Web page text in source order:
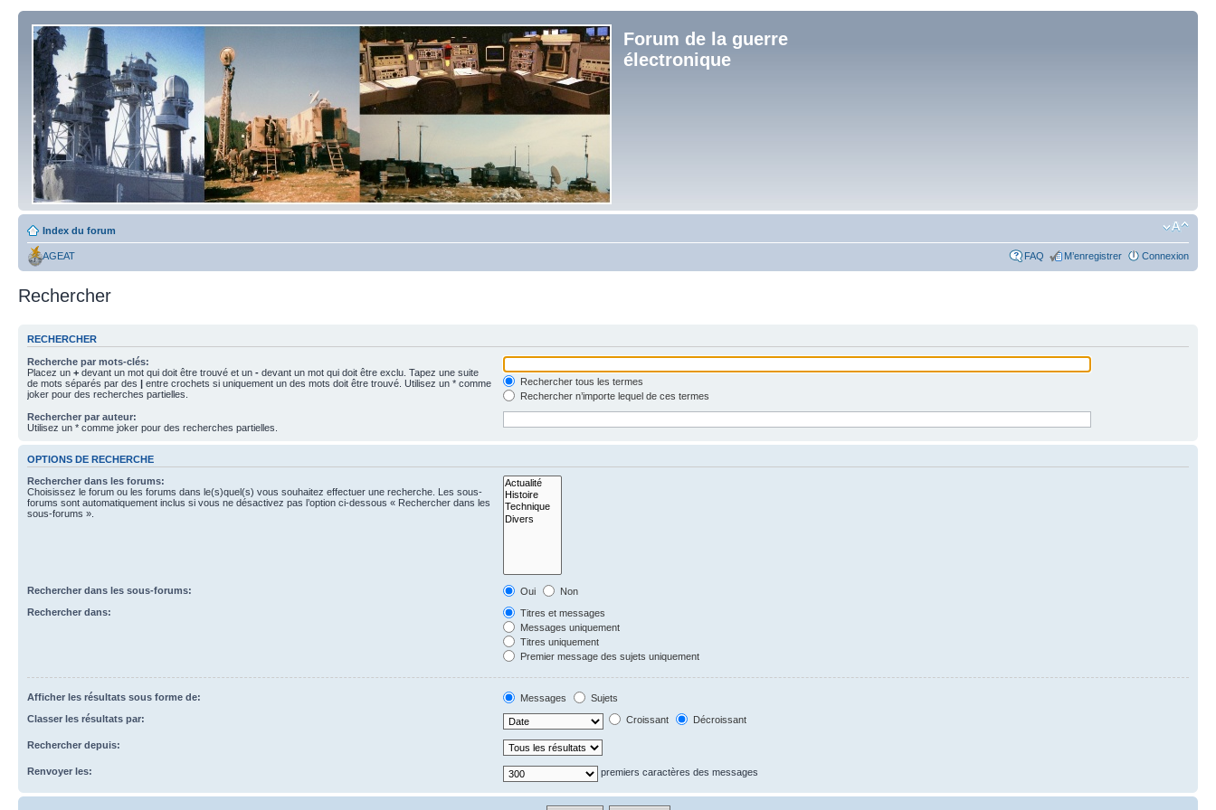
Forum de la guerre
électronique
Index du forum
AGEAT FAQ M’enregistrer Connexion
Rechercher
RECHERCHER
Recherche par mots-clés:
Placez un + devant un mot qui doit être trouvé et un - devant un mot qui doit être exclu. Tapez une suite
de mots séparés par des | entre crochets si uniquement un des mots doit être trouvé. Utilisez un * comme
joker pour des recherches partielles.
Rechercher tous les termes
Rechercher n’importe lequel de ces termes
Rechercher par auteur:
Utilisez un * comme joker pour des recherches partielles.
OPTIONS DE RECHERCHE
Rechercher dans les forums:
Choisissez le forum ou les forums dans le(s)quel(s) vous souhaitez effectuer une recherche. Les sous-
forums sont automatiquement inclus si vous ne désactivez pas l’option ci-dessous « Rechercher dans les
sous-forums ».
Rechercher dans les sous-forums: Oui
Non
Rechercher dans:
Titres et messages
Messages uniquement
Titres uniquement
Premier message des sujets uniquement
Afficher les résultats sous forme de: Messages
Sujets
Classer les résultats par:
Croissant Décroissant
Rechercher depuis:
Renvoyer les: premiers caractères des messages